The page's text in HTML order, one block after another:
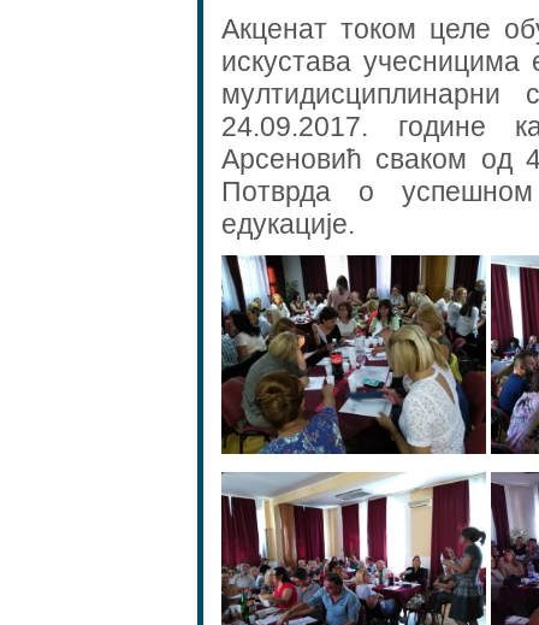
Акценат током целе
искустава
мултидисциплинарни
24.09.2017. године
Арсеновић сваком од
Потврда о успешном
едукације.